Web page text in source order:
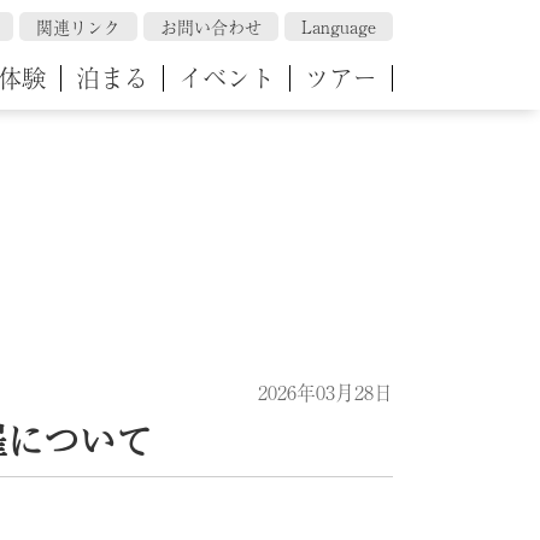
関連リンク お問い合わせ Language
験 泊まる イベント ツアー
2026年03月28日
ついて